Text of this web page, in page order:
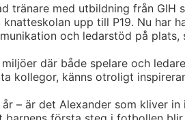
tränare med utbildning från
upp till P19. Nu har
och ledarstöd på plats,
där både spelare och
kollegor, känns otroligt
– är det Alexander som kliver